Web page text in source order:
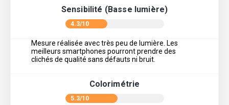
Sensibilité (Basse lumière)
4.3/10
Mesure réalisée avec très peu de lumière. Les
meilleurs smartphones pourront prendre des
clichés de qualité sans défauts ni bruit.
Colorimétrie
5.3/10